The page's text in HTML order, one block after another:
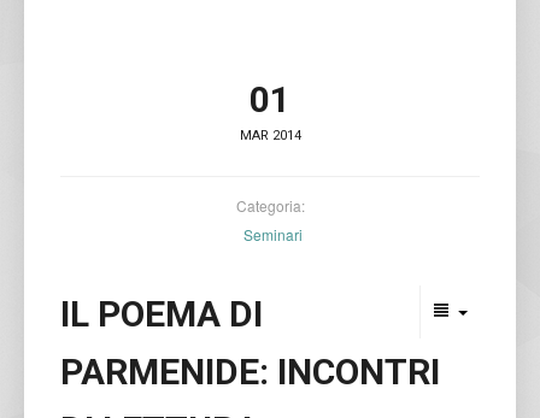
01
MAR 2014
Categoria:
Seminari
IL POEMA DI
PARMENIDE: INCONTRI